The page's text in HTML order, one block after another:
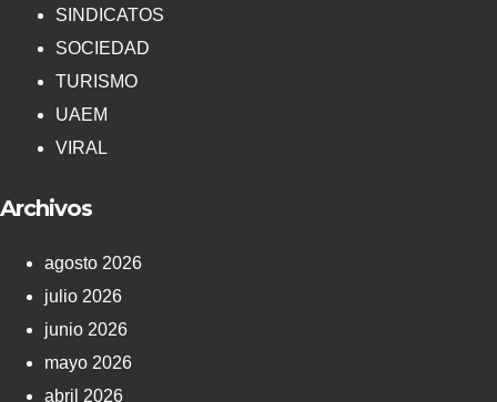
SINDICATOS
SOCIEDAD
TURISMO
UAEM
VIRAL
Archivos
agosto 2026
julio 2026
junio 2026
mayo 2026
abril 2026